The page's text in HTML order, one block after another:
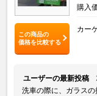
この商品の
価格を比較する
購入
カー
ユーザーの最新投稿
洗車の際に、ガラスの